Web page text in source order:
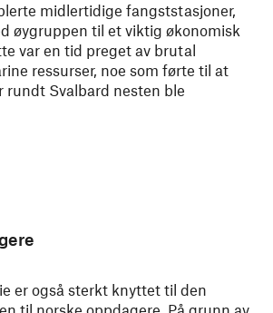
midlertidige fangststasjoner,
øygruppen til et viktig økonomisk
var en tid preget av brutal
ressurser, noe som førte til at
rundt Svalbard nesten ble
er også sterkt knyttet til den
til norske oppdagere. På grunn av